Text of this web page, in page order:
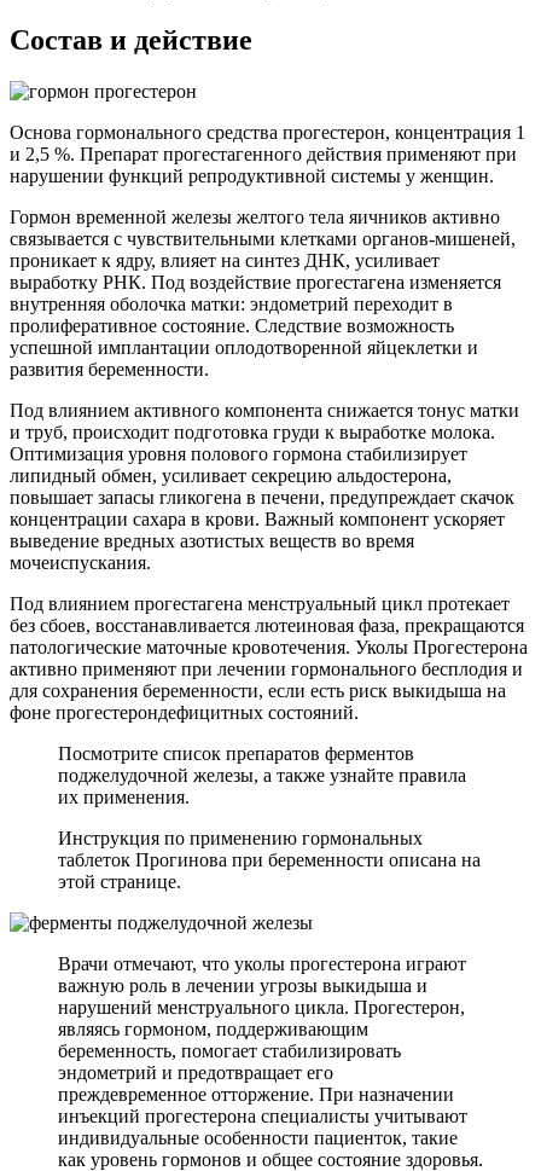
Состав и действие
Основа гормонального средства прогестерон, концентрация 1
и 2,5 %. Препарат прогестагенного действия применяют при
нарушении функций репродуктивной системы у женщин.
Гормон временной железы желтого тела яичников активно
связывается с чувствительными клетками органов-мишеней,
проникает к ядру, влияет на синтез ДНК, усиливает
выработку РНК. Под воздействие прогестагена изменяется
внутренняя оболочка матки: эндометрий переходит в
пролиферативное состояние. Следствие возможность
успешной имплантации оплодотворенной яйцеклетки и
развития беременности.
Под влиянием активного компонента снижается тонус матки
и труб, происходит подготовка груди к выработке молока.
Оптимизация уровня полового гормона стабилизирует
липидный обмен, усиливает секрецию альдостерона,
повышает запасы гликогена в печени, предупреждает скачок
концентрации сахара в крови. Важный компонент ускоряет
выведение вредных азотистых веществ во время
мочеиспускания.
Под влиянием прогестагена менструальный цикл протекает
без сбоев, восстанавливается лютеиновая фаза, прекращаются
патологические маточные кровотечения. Уколы Прогестерона
активно применяют при лечении гормонального бесплодия и
для сохранения беременности, если есть риск выкидыша на
фоне прогестерондефицитных состояний.
Посмотрите список препаратов ферментов
поджелудочной железы, а также узнайте правила
их применения.
Инструкция по применению гормональных
таблеток Прогинова при беременности описана на
этой странице.
Врачи отмечают, что уколы прогестерона играют
важную роль в лечении угрозы выкидыша и
нарушений менструального цикла. Прогестерон,
являясь гормоном, поддерживающим
беременность, помогает стабилизировать
эндометрий и предотвращает его
преждевременное отторжение. При назначении
инъекций прогестерона специалисты учитывают
индивидуальные особенности пациенток, такие
как уровень гормонов и общее состояние здоровья.